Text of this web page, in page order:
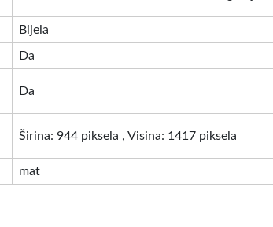
Bijela
Da
Da
Širina: 944 piksela , Visina: 1417 piksela
mat